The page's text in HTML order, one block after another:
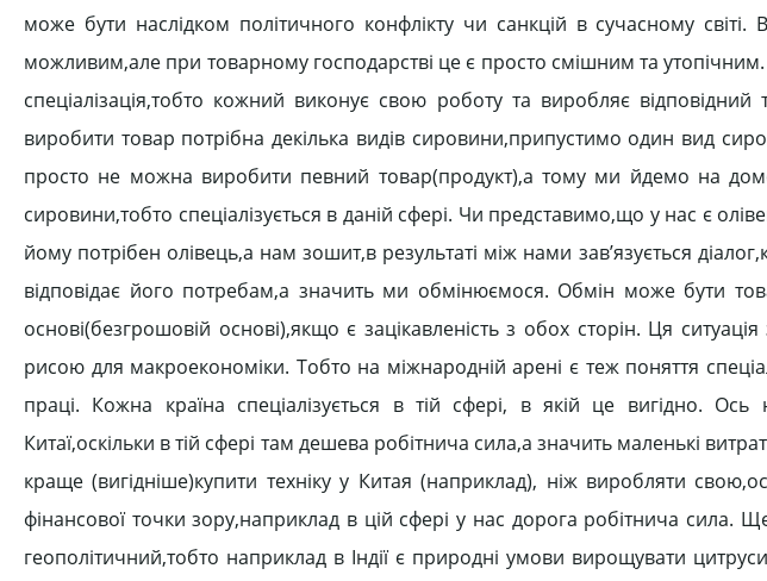
може бути наслідком політичного конфлікту чи санкцій в сучасному
можливим,але при товарному господарстві це є просто смішним та
спеціалізація,тобто кожний виконує свою роботу та виробляє
виробити товар потрібна декілька видів сировини,припустимо один вид
просто не можна виробити певний товар(продукт),а тому ми йдемо на
сировини,тобто спеціалізується в даній сфері. Чи представимо,що у нас є
йому потрібен олівець,а нам зошит,в результаті між нами зав’язується
відповідає його потребам,а значить ми обмінюємося. Обмін може бути
основі(безгрошовій основі),якщо є зацікавленість з обох сторін. Ця
рисою для макроекономіки. Тобто на міжнародній арені є теж поняття
праці. Кожна країна спеціалізується в тій сфері, в якій це вигідно. Ось
Китаї,оскільки в тій сфері там дешева робітнича сила,а значить маленькі
краще (вигідніше)купити техніку у Китая (наприклад), ніж виробляти
фінансової точки зору,наприклад в цій сфері у нас дорога робітнича сила.
геополітичний,тобто наприклад в Індії є природні умови вирощувати